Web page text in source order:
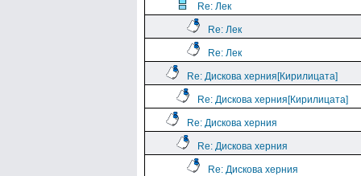
Re: Лек
Re: Лек
Re: Лек
Re: Дискова херния[Кирилицата]
Re: Дискова херния[Кирилицата]
Re: Дискова херния
Re: Дискова херния
Re: Дискова херния